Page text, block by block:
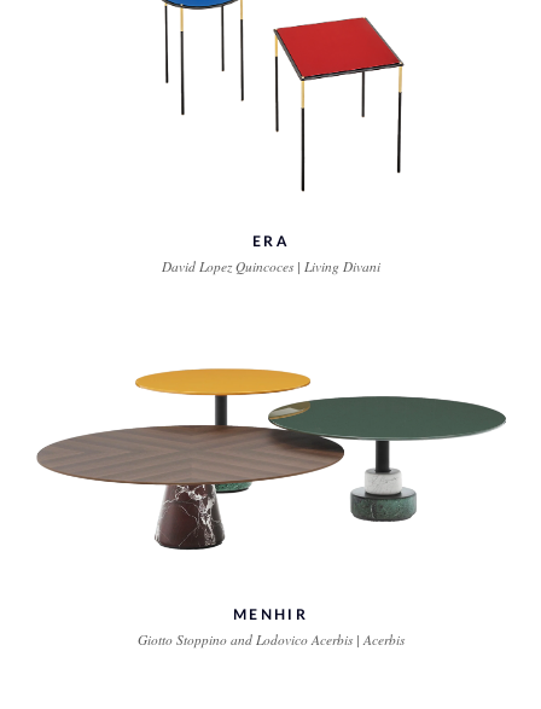
ERA
David Lopez Quincoces | Living Divani
MENHIR
Giotto Stoppino and Lodovico Acerbis | Acerbis